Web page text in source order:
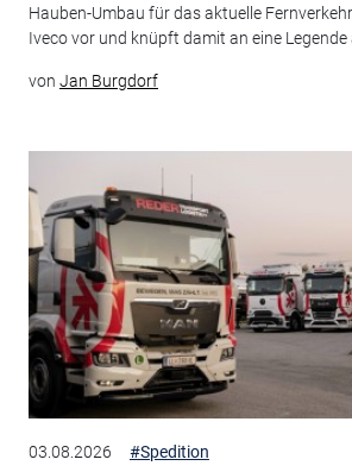
Hauben-Umbau für das aktuelle
Iveco vor und knüpft damit an eine Legende
von Jan Burgdorf
03.08.2026 #Spedition